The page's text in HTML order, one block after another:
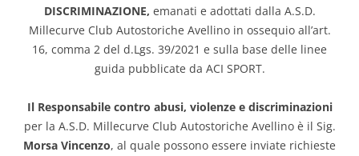
DISCRIMINAZIONE, emanati e adottati dalla A.S.D.
Millecurve Club Autostoriche Avellino in ossequio all’art.
16, comma 2 del d.Lgs. 39/2021 e sulla base delle linee
guida pubblicate da ACI SPORT.
Il Responsabile contro abusi, violenze e discriminazioni
per la A.S.D. Millecurve Club Autostoriche Avellino è il Sig.
Morsa Vincenzo, al quale possono essere inviate richieste